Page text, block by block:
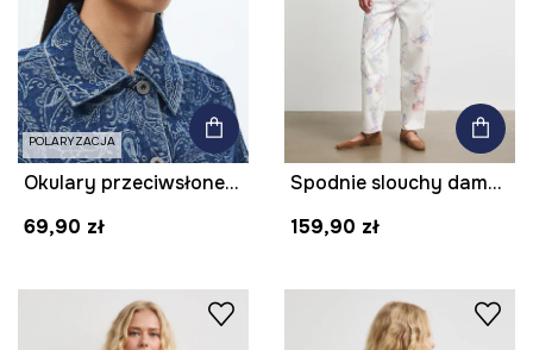
POLARYZACJA
Okulary przeciwsłoneczne kocie oczy damskie
69,90 zł
Spodnie slouchy damskie z lyocellem w kwiaty
159,90 zł